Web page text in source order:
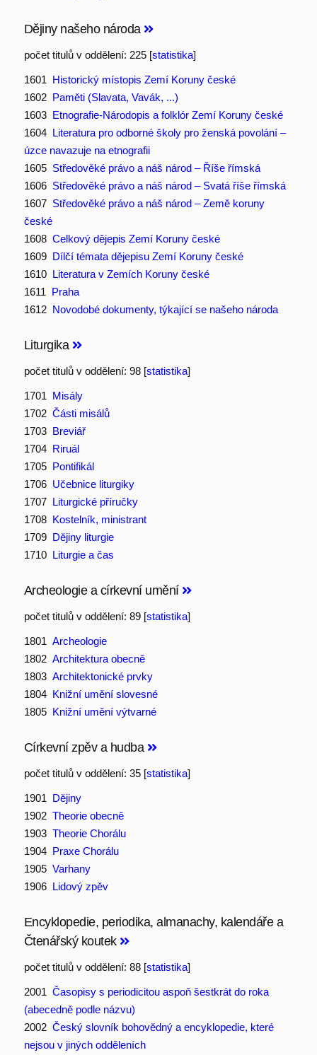
Dějiny našeho národa
počet titulů v oddělení: 225 [statistika]
1601 Historický místopis Zemí Koruny české
1602 Paměti (Slavata, Vavák, ...)
1603 Etnografie-Národopis a folklór Zemí Koruny české
1604 Literatura pro odborné školy pro ženská povolání –
úzce navazuje na etnografii
1605 Středověké právo a náš národ – Říše římská
1606 Středověké právo a náš národ – Svatá říše římská
1607 Středověké právo a náš národ – Země koruny
české
1608 Celkový dějepis Zemí Koruny české
1609 Dílčí témata dějepisu Zemí Koruny české
1610 Literatura v Zemích Koruny české
1611 Praha
1612 Novodobé dokumenty, týkající se našeho národa
Liturgika
počet titulů v oddělení: 98 [statistika]
1701 Misály
1702 Části misálů
1703 Breviář
1704 Riruál
1705 Pontifikál
1706 Učebnice liturgiky
1707 Liturgické příručky
1708 Kostelník, ministrant
1709 Dějiny liturgie
1710 Liturgie a čas
Archeologie a církevní umění
počet titulů v oddělení: 89 [statistika]
1801 Archeologie
1802 Architektura obecně
1803 Architektonické prvky
1804 Knižní umění slovesné
1805 Knižní umění výtvarné
Církevní zpěv a hudba
počet titulů v oddělení: 35 [statistika]
1901 Dějiny
1902 Theorie obecně
1903 Theorie Chorálu
1904 Praxe Chorálu
1905 Varhany
1906 Lidový zpěv
Encyklopedie, periodika, almanachy, kalendáře a
Čtenářský koutek
počet titulů v oddělení: 88 [statistika]
2001 Časopisy s periodicitou aspoň šestkrát do roka
(abecedně podle názvu)
2002 Český slovník bohovědný a encyklopedie, které
nejsou v jiných odděleních